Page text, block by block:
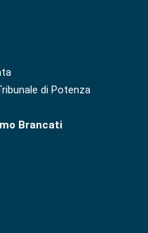
di Potenza
Brancati